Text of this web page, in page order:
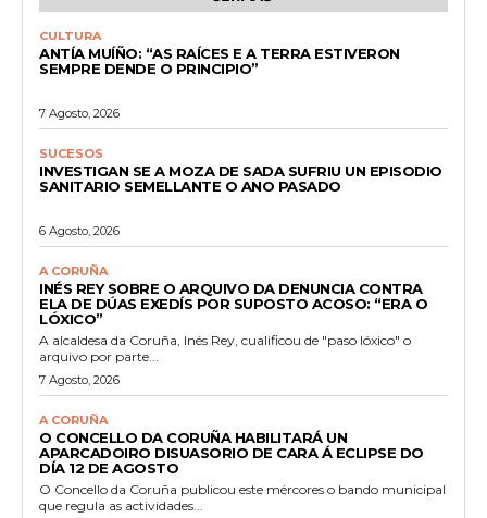
CULTURA
ANTÍA MUÍÑO: “AS RAÍCES E A TERRA ESTIVERON
SEMPRE DENDE O PRINCIPIO”
7 Agosto, 2026
SUCESOS
INVESTIGAN SE A MOZA DE SADA SUFRIU UN EPISODIO
SANITARIO SEMELLANTE O ANO PASADO
6 Agosto, 2026
A CORUÑA
INÉS REY SOBRE O ARQUIVO DA DENUNCIA CONTRA
ELA DE DÚAS EXEDÍS POR SUPOSTO ACOSO: “ERA O
LÓXICO”
A alcaldesa da Coruña, Inés Rey, cualificou de "paso lóxico" o
arquivo por parte...
7 Agosto, 2026
A CORUÑA
O CONCELLO DA CORUÑA HABILITARÁ UN
APARCADOIRO DISUASORIO DE CARA Á ECLIPSE DO
DÍA 12 DE AGOSTO
O Concello da Coruña publicou este mércores o bando municipal
que regula as actividades...